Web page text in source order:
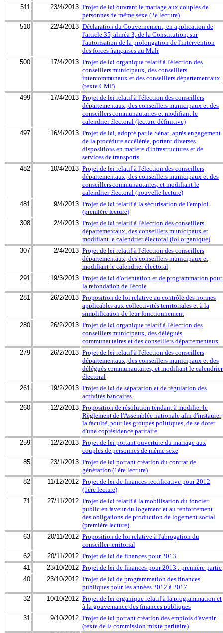
511
23/4/2013 Projet de loi ouvrant le mariage aux couples de
personnes de même sexe (2e lecture)
510
22/4/2013 Déclaration du Gouvernement, en application de
l'article 35, alinéa 3, de la Constitution, sur
l'autorisation de la prolongation de l'intervention
des forces françaises au Mali
500
17/4/2013 Projet de loi organique relatif à l'élection des
conseillers municipaux, des conseillers
intercommunaux et des conseillers départementaux
(texte CMP)
499
17/4/2013 Projet de loi relatif à l'élection des conseillers
départementaux, des conseillers municipaux et des
conseillers communautaires et modifiant le
calendrier électoral (lecture définitive)
497
16/4/2013 Projet de loi, adopté par le Sénat, après engagement
de la procédure accélérée, portant diverses
dispositions en matière d'infrastructures et de
services de transports
482
10/4/2013 Projet de loi relatif à l'élection des conseillers
départementaux, des conseillers municipaux et des
conseillers communautaires, et modifiant le
calendrier électoral (nouvelle lecture)
481
9/4/2013 Projet de loi relatif à la sécurisation de l'emploi
(première lecture)
308
2/4/2013 Projet de loi relatif à l'élection des conseillers
départementaux, des conseillers municipaux et
modifiant le calendrier électoral (loi organique)
307
2/4/2013 Projet de loi relatif à l'élection des conseillers
départementaux, des conseillers municipaux et
modifiant le calendrier électoral
291
19/3/2013 Projet de loi d'orientation et de programmation pour
la refondation de l'école
281
26/2/2013 Proposition de loi relative au contrôle des normes
applicables aux collectivités territoriales et à la
simplification de leur fonctionnement
280
26/2/2013 Projet de loi organique relatif à l'élection des
conseillers municipaux, des délégués
communautaires et des conseillers départementaux
279
26/2/2013 Projet de loi relatif à l'élection des conseillers
départementaux, des conseillers municipaux et des
délégués communautaires, et modifiant le calendrier
électoral
261
19/2/2013 Projet de loi de séparation et de régulation des
activités bancaires
260
12/2/2013 Proposition de résolution tendant à modifier le
Règlement de l'Assemblée nationale afin d'instaurer
la faculté, pour les groupes politiques, de se doter
d'une coprésidence paritaire
259
12/2/2013 Projet de loi portant ouverture du mariage aux
couples de personnes de même sexe
85
23/1/2013 Projet de loi portant création du contrat de
génération (1ère lecture)
82
11/12/2012 Projet de loi de finances rectificative pour 2012
(1ère lecture)
71
27/11/2012 Projet de loi relatif à la mobilisation du foncier
public en faveur du logement et au renforcement
des obligations de production de logement social
(première lecture)
63
20/11/2012 Proposition de loi relative à l'abrogation du
conseiller territorial
62
20/11/2012 Projet de loi de finances pour 2013
41
23/10/2012 Projet de loi de finances pour 2013 : première partie
40
23/10/2012 Projet de loi de programmation des finances
publiques pour les années 2012 à 2017
32
10/10/2012 Projet de loi organique relatif à la programmation et
à la gouvernance des finances publiques
31
9/10/2012 Projet de loi portant création des emplois d'avenir
(texte de la commission mixte paritaire)